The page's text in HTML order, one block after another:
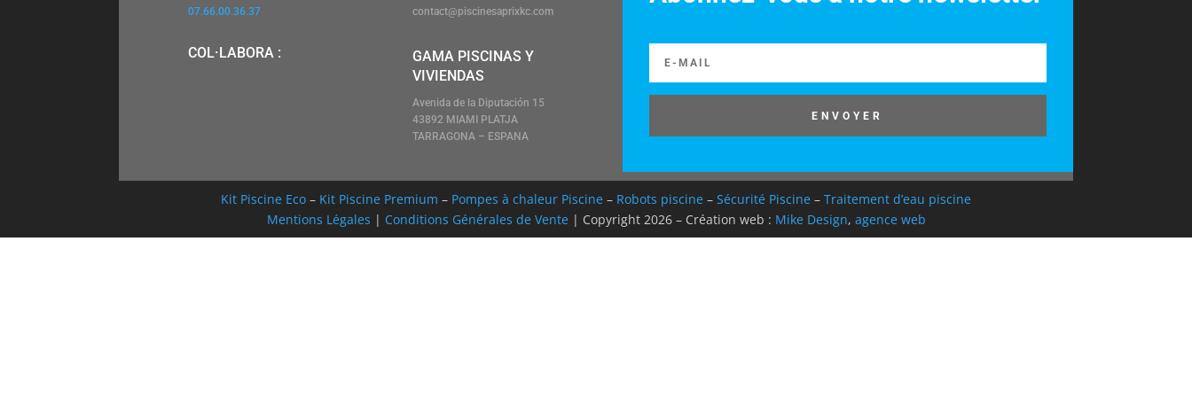
07.66.00.36.37
COL·LABORA :
contact@piscinesaprixkc.com
GAMA PISCINAS Y
VIVIENDAS
Avenida de la Diputación 15
43892 MIAMI PLATJA
TARRAGONA – ESPANA
ENVOYER
Kit Piscine Eco – Kit Piscine Premium – Pompes à chaleur Piscine – Robots piscine – Sécurité Piscine – Traitement d’eau piscine
Mentions Légales | Conditions Générales de Vente| Copyright 2026 – Création web : Mike Design, agence web